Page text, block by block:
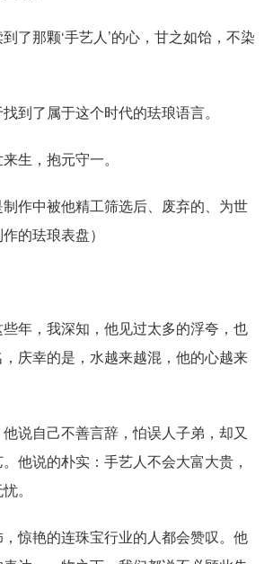
了那颗‘手艺人’的心，甘之如饴，不染
到了属于这个时代的珐琅语言。
生，抱元守一。
制作中被他精工筛选后、废弃的、为世
的珐琅表盘）
年，我深知，他见过太多的浮夸，也
庆幸的是，水越来越混，他的心越来
说自己不善言辞，怕误人子弟，却又
他说的朴实：手艺人不会大富大贵，
。
惊艳的连珠宝行业的人都会赞叹。他